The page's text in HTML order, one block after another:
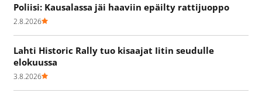
Poliisi: Kausalassa jäi haaviin epäilty rattijuoppo
2.8.2026
Lahti Historic Rally tuo kisaajat Iitin seudulle
elokuussa
3.8.2026